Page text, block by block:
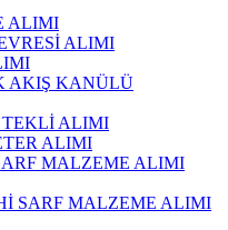
ALIMI
ALIMI
AKIŞ KANÜLÜ
TEKLİ ALIMI
ALIMI
MALZEME ALIMI
SARF MALZEME ALIMI